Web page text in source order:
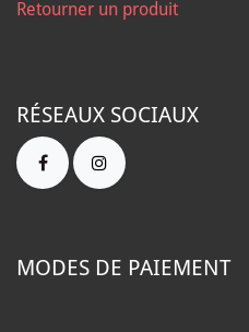
Retourner un produit
RÉSEAUX SOCIAUX
MODES DE PAIEMENT